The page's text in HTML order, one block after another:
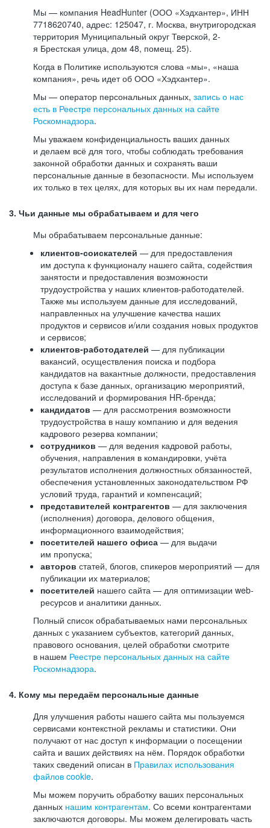
Мы — компания HeadHunter (ООО «Хэдхантер», ИНН
7718620740, адрес: 125047, г. Москва, внутригородская
территория Муниципальный округ Тверской, 2-
я Брестская улица, дом 48, помещ. 25).
Когда в Политике используются слова «мы», «наша
компания», речь идет об ООО «Хэдхантер».
Мы — оператор персональных данных, запись о нас
есть в Реестре персональных данных на сайте
Роскомнадзора.
Мы уважаем конфиденциальность ваших данных
и делаем всё для того, чтобы соблюдать требования
законной обработки данных и сохранять ваши
персональные данные в безопасности. Мы используем
их только в тех целях, для которых вы их нам передали.
3. Чьи данные мы обрабатываем и для чего
Мы обрабатываем персональные данные:
клиентов-соискателей — для предоставления
им доступа к функционалу нашего сайта, содействия
занятости и предоставления возможности
трудоустройства у наших клиентов-работодателей.
Также мы используем данные для исследований,
направленных на улучшение качества наших
продуктов и сервисов и/или создания новых продуктов
и сервисов;
клиентов-работодателей — для публикации
вакансий, осуществления поиска и подбора
кандидатов на вакантные должности, предоставления
доступа к базе данных, организацию мероприятий,
исследований и формирования HR-бренда;
кандидатов — для рассмотрения возможности
трудоустройства в нашу компанию и для ведения
кадрового резерва компании;
сотрудников — для ведения кадровой работы,
обучения, направления в командировки, учёта
результатов исполнения должностных обязанностей,
обеспечения установленных законодательством РФ
условий труда, гарантий и компенсаций;
представителей контрагентов — для заключения
(исполнения) договора, делового общения,
информационного взаимодействия;
посетителей нашего офиса — для выдачи
им пропуска;
авторов статей, блогов, спикеров мероприятий — для
публикации их материалов;
посетителей нашего сайта — для оптимизации web-
ресурсов и аналитики данных.
Полный список обрабатываемых нами персональных
данных с указанием субъектов, категорий данных,
правового основания, целей обработки смотрите
в нашем Реестре персональных данных на сайте
Роскомнадзора.
4. Кому мы передаём персональные данные
Для улучшения работы нашего сайта мы пользуемся
сервисами контекстной рекламы и статистики. Они
получают от нас доступ к информации о посещении
сайта и ваших действиях на нём. Порядок обработки
таких сведений описан в Правилах использования
файлов cookie.
Мы можем поручить обработку ваших персональных
данных нашим контрагентам. Со всеми контрагентами
заключаются договоры. Мы можем делегировать часть